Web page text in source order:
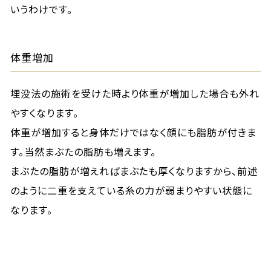
いうわけです。
体重増加
埋没法の施術を受けた時より体重が増加した場合も外れ
やすくなります。
体重が増加すると身体だけではなく顔にも脂肪が付きま
す。当然まぶたの脂肪も増えます。
まぶたの脂肪が増えればまぶたも厚くなりますから、前述
のように二重を支えている糸の力が弱まりやすい状態に
なります。